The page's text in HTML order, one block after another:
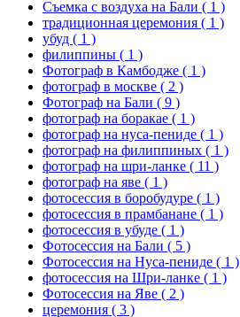
Съемка с воздуха на Бали ( 1 )
традиционная церемония ( 1 )
убуд ( 1 )
филиппины ( 1 )
Фотограф в Камбодже ( 1 )
фотограф в москве ( 2 )
Фотограф на Бали ( 9 )
фотограф на боракае ( 1 )
фотограф на нуса-пениде ( 1 )
фотограф на филиппиных ( 1 )
фотограф на шри-ланке ( 11 )
фотограф на яве ( 1 )
фотосессия в боробудуре ( 1 )
фотосессия в прамбанане ( 1 )
фотосессия в убуде ( 1 )
Фотосессия на Бали ( 5 )
Фотосессия на Нуса-пениде ( 1 )
фотосессия на Шри-ланке ( 1 )
Фотосессия на Яве ( 2 )
церемония ( 3 )